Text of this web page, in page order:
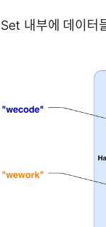
Set 내부에 데이터